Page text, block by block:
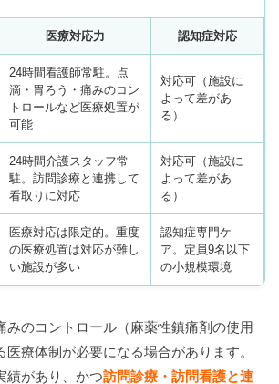
医療対応力 認知症対応
24時間看護師常駐。点
滴・胃ろう・痛みのコン
トロールなど医療処置が
可能
対応可（施設に
よって差があ
る）
24時間介護スタッフ常
駐。訪問診療と連携して
看取りに対応
対応可（施設に
よって差があ
る）
医療対応は限定的。重度
の医療処置は対応が難し
い施設が多い
認知症専門ケ
ア。定員9名以下
の小規模環境
みのコントロール（麻薬性鎮痛剤の使用
療体制が必要になる場合があります。
績があり、かつ訪問診療・訪問看護と連